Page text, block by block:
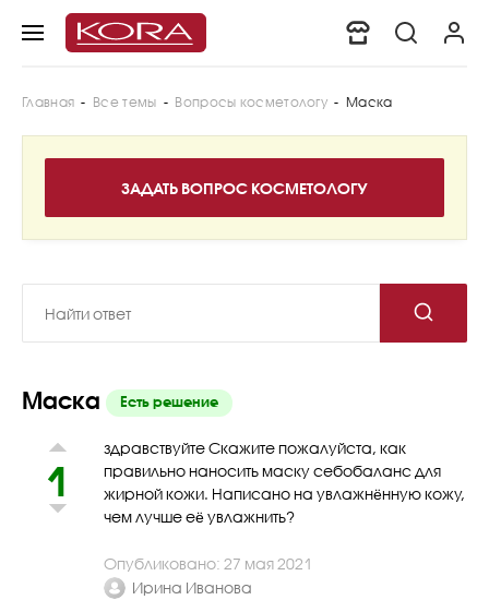
Главная - Все темы - Вопросы косметологу - Маска
Маска Есть решение
1
здравствуйте Скажите пожалуйста, как
правильно наносить маску себобаланс для
жирной кожи. Написано на увлажнённую кожу,
чем лучше её увлажнить?
Опубликовано: 27 мая 2021
Ирина Иванова